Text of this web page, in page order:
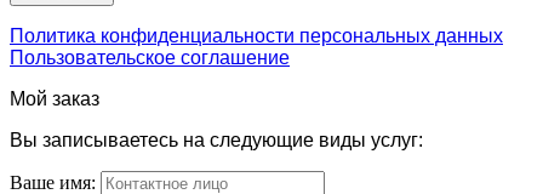
Политика конфиденциальности персональных данных
Пользовательское соглашение
Мой заказ
Вы записываетесь на следующие виды услуг:
Ваше имя: